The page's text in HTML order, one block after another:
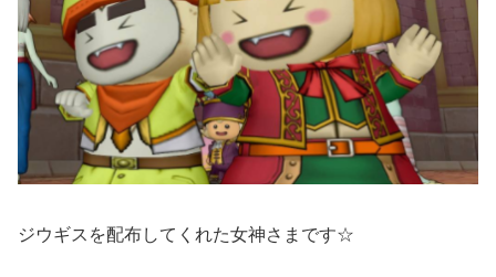
ジウギスを配布してくれた女神さまです☆